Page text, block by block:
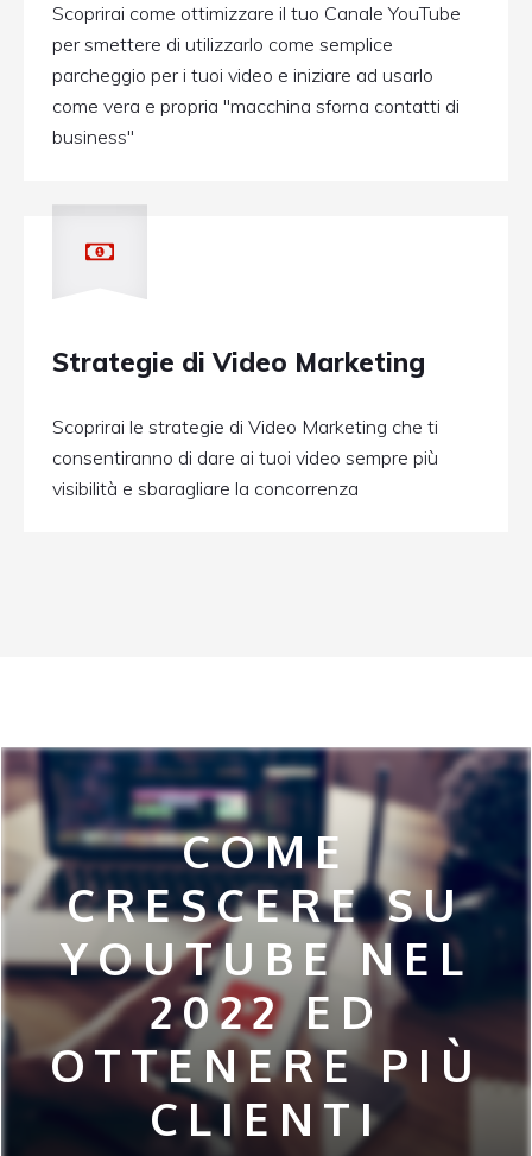
Scoprirai come ottimizzare il tuo Canale YouTube
per smettere di utilizzarlo come semplice
parcheggio per i tuoi video e iniziare ad usarlo
come vera e propria "macchina sforna contatti di
business"
Strategie di Video Marketing
Scoprirai le strategie di Video Marketing che ti
consentiranno di dare ai tuoi video sempre più
visibilità e sbaragliare la concorrenza
COME
CRESCERE SU
YOUTUBE NEL
2022 ED
OTTENERE PIÙ
CLIENTI